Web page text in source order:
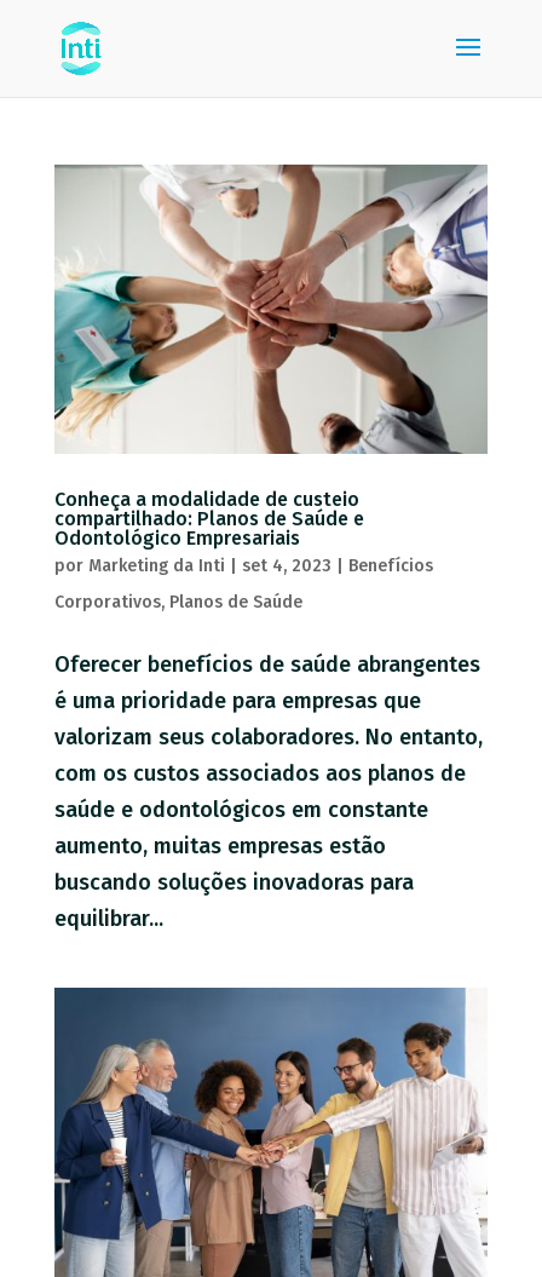
Conheça a modalidade de custeio
compartilhado: Planos de Saúde e
Odontológico Empresariais
por Marketing da Inti set 4, 2023
Benefícios
Corporativos, Planos de Saúde
Oferecer benefícios de saúde abrangentes
é uma prioridade para empresas que
valorizam seus colaboradores. No entanto,
com os custos associados aos planos de
saúde e odontológicos em constante
aumento, muitas empresas estão
buscando soluções inovadoras para
equilibrar...